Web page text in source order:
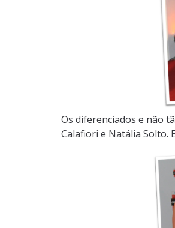
Os diferenciados e não
Calafiori e Natália Solto.